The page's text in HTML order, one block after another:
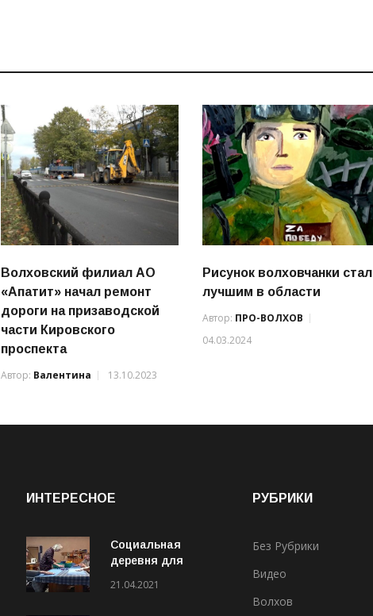
Волховский филиал АО
«Апатит» начал ремонт
дороги на призаводской
части Кировского
проспекта
Автор: Валентина 13.10.2023
Рисунок волховчанки стал
лучшим в области
Автор: ПРО-ВОЛХОВ
04.03.2024
ИНТЕРЕСНОЕ
Социальная
деревня для
21.04.2021
РУБРИКИ
Без Рубрики
Видео
Волхов